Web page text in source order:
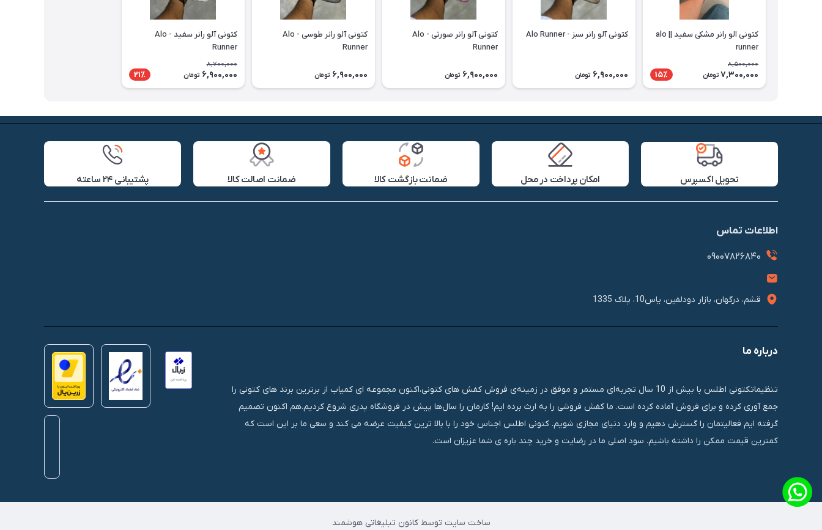
کتونی الو رانر مشکی سفید || alo
runner
8,500,000
7,300,000 تومان 15٪
کتونی آلو رانر سبز - Alo Runner
6,900,000 تومان
کتونی آلو رانر صورتی - Alo
Runner
6,900,000 تومان
کتونی آلو رانر طوسی - Alo
Runner
6,900,000 تومان
کتونی آلو رانر سفید - Alo
Runner
8,700,000
6,900,000 تومان 21٪
تحویل اکسپرس امکان پرداخت در محل ضمانت بازگشت کالا ضمانت اصالت کالا پشتیبانی ۲۴ ساعته
اطلاعات تماس
09007826840
قشم، درگهان، بازار دودلفین، یاس10، پلاک 1335
درباره ما
تنظیماتکتونی اطلس با بیش از 10 سال تجربه‌ای مستمر و موفق در زمینه‌ی فروش کفش های کتونی،اکنون مجموعه ای کمیاب از برترین برند های کتونی را
جمع آوری کرده و برای فروش آماده کرده است. ما کفش فروشی را به ارث برده ایم! کارمان را سال‌ها پیش در فروشگاه پدری شروع کردیم.هم اکنون تصمیم
گرفته ایم فعالیتمان را گسترش دهیم و وارد دنیای مجازی شویم. کتونی اطلس اجناس خود را با بالا ترین کیفیت عرضه می کند و سعی ما بر این است که
کمترین قیمت ممکن را داشته باشیم. سود اصلی ما در رضایت و خرید چند باره ی شما عزیزان است.
ساخت سایت توسط کانون تبلیغاتی هوشمند